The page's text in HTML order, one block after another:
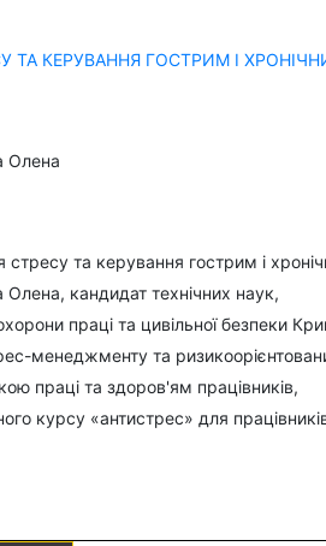
ТА КЕРУВАННЯ ГОСТРИМ І
Олена
стресу та керування гострим і
кандидат технічних наук,
праці та цивільної безпеки
менеджменту та
праці та здоров'ям працівників,
курсу «антистрес» для